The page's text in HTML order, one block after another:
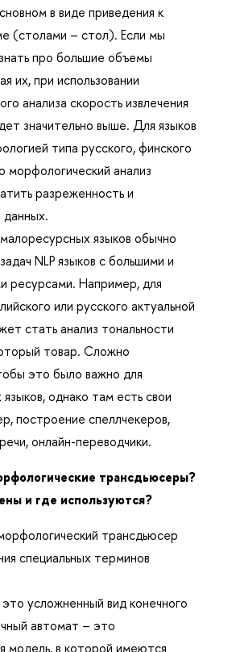
в виде приведения к
(столами – стол). Если мы
про большие объемы
их, при использовании
анализа скорость извлечения
значительно выше. Для языков
типа русского, финского
морфологический анализ
разреженность и
данных.
языков обычно
NLP языков с большими и
ресурсами. Например, для
или русского актуальной
стать анализ тональности
товар. Сложно
это было важно для
однако там есть свои
построение спеллчекеров,
онлайн-переводчики.
трансдьюсеры?
и где используются?
трансдьюсер
специальных терминов
усложненный вид конечного
автомат – это
модель, в которой имеются